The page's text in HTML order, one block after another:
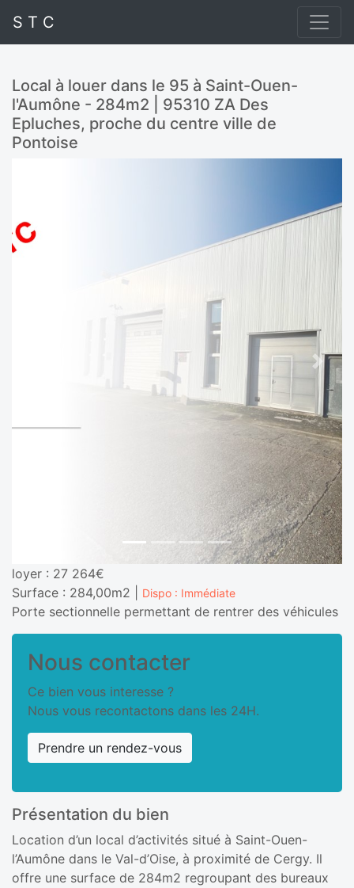
S T C
Local à louer dans le 95 à Saint-Ouen-
l'Aumône - 284m2 | 95310 ZA Des
Epluches, proche du centre ville de
Pontoise
Next
loyer : 27 264€
Surface : 284,00m2 |
Dispo : Immédiate
Porte sectionnelle permettant de rentrer des véhicules
Nous contacter
Ce bien vous interesse ?
Nous vous recontactons dans les 24H.
Prendre un rendez-vous
Présentation du bien
Location d’un local d’activités situé à Saint-Ouen-
l’Aumône dans le Val-d’Oise, à proximité de Cergy. Il
offre une surface de 284m2 regroupant des bureaux